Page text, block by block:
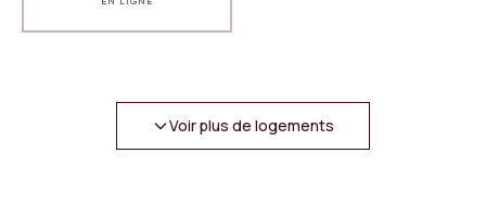
Voir plus de logements